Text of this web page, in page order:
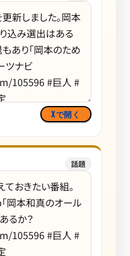
Xで開く
話題